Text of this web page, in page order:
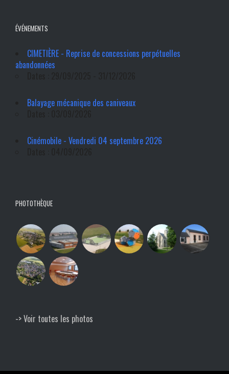
ÉVÉNEMENTS
CIMETIÈRE - Reprise de concessions perpétuelles
abandonnées
Balayage mécanique des caniveaux
Cinémobile - Vendredi 04 septembre 2026
PHOTOTHÈQUE
-> Voir toutes les photos